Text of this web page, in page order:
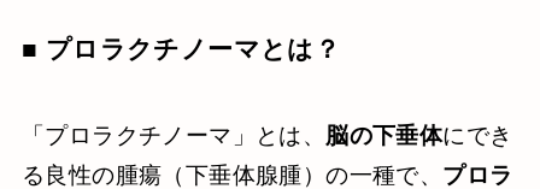
■ プロラクチノーマとは？
「プロラクチノーマ」とは、 脳の下垂体にでき
る良性の腫瘍（下垂体腺腫）の一種で、 プロラ